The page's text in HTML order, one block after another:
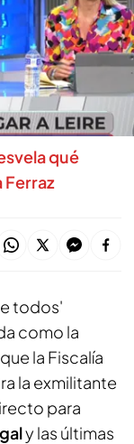
Díez,
que la
y sus
qué
Ferraz
todos'
como la
la Fiscalía
la exmilitante
para
y las últimas